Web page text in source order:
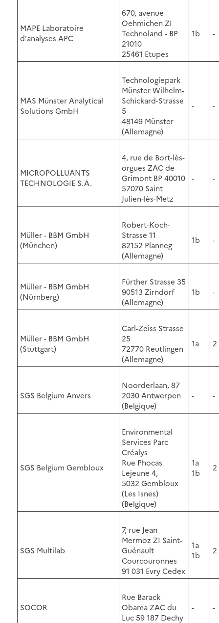
MAPE Laboratoire
d'analyses APC
670, avenue
Oehmichen ZI
Technoland - BP
21010
25461 Etupes
1b -
MAS Münster Analytical
Solutions GmbH
Technologiepark
Münster Wilhelm-
Schickard-Strasse
5
48149 Münster
(Allemagne)
- -
MICROPOLLUANTS
TECHNOLOGIE S.A.
4, rue de Bort-lès-
orgues ZAC de
Grimont BP 40010
57070 Saint
Julien-lès-Metz
- -
Müller - BBM GmbH
(München)
Robert-Koch-
Strasse 11
82152 Planneg
(Allemagne)
1b -
Müller - BBM GmbH
(Nürnberg)
Fürther Strasse 35
90513 Zirndorf
(Allemagne)
1b -
Müller - BBM GmbH
(Stuttgart)
Carl-Zeiss Strasse
25
72770 Reutlingen
(Allemagne)
1a 2
SGS Belgium Anvers
Noorderlaan, 87
2030 Antwerpen
(Belgique)
- -
SGS Belgium Gembloux
Environmental
Services Parc
Créalys
Rue Phocas
Lejeune 4,
5032 Gembloux
(Les Isnes)
(Belgique)
1a
1b
2
SGS Multilab
7, rue Jean
Mermoz ZI Saint-
Guénault
Courcouronnes
91 031 Evry Cedex
1a
1b
2
SOCOR
Rue Barack
Obama ZAC du
Luc 59 187 Dechy
- -